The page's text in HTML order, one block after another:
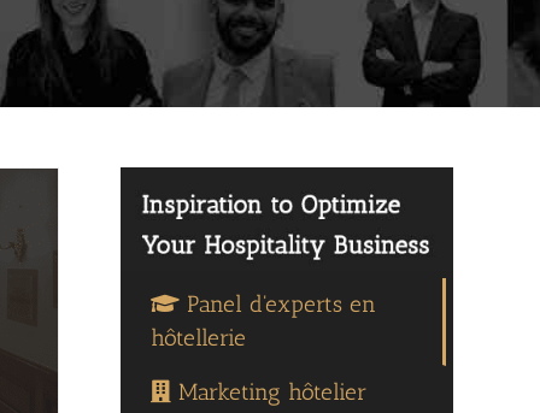
Panel d'experts en
hôtellerie
Marketing hôtelier